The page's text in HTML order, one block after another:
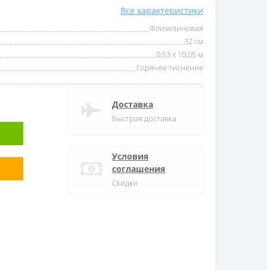
Все характеристики
Флизелиновая
32 см
0,53 x 10,05 м
Горячее тиснение
Доставка
Быстрая доставка
Условия
соглашения
Скидки